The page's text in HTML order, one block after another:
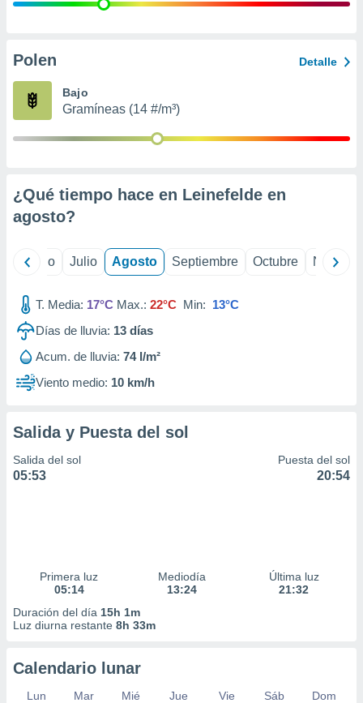
e
publicidad
Polen Detalle
Bajo
Gramíneas (14 #/m³)
¿Qué tiempo hace en Leinefelde en
agosto?
Junio Julio Agosto Septiembre Octubre
T. Media: 17°C Max.: 22°C Min: 13°C
Días de lluvia: 13 días
Acum. de lluvia: 74 l/m²
Viento medio: 10 km/h
Salida y Puesta del sol
Salida del sol
05:53
Puesta del sol
20:54
Primera luz
05:14
Mediodía
13:24
Última luz
21:32
Duración del día 15h 1m
Luz diurna restante 8h 33m
Calendario lunar
Lun Mar Mié Jue Vie Sáb
Dom